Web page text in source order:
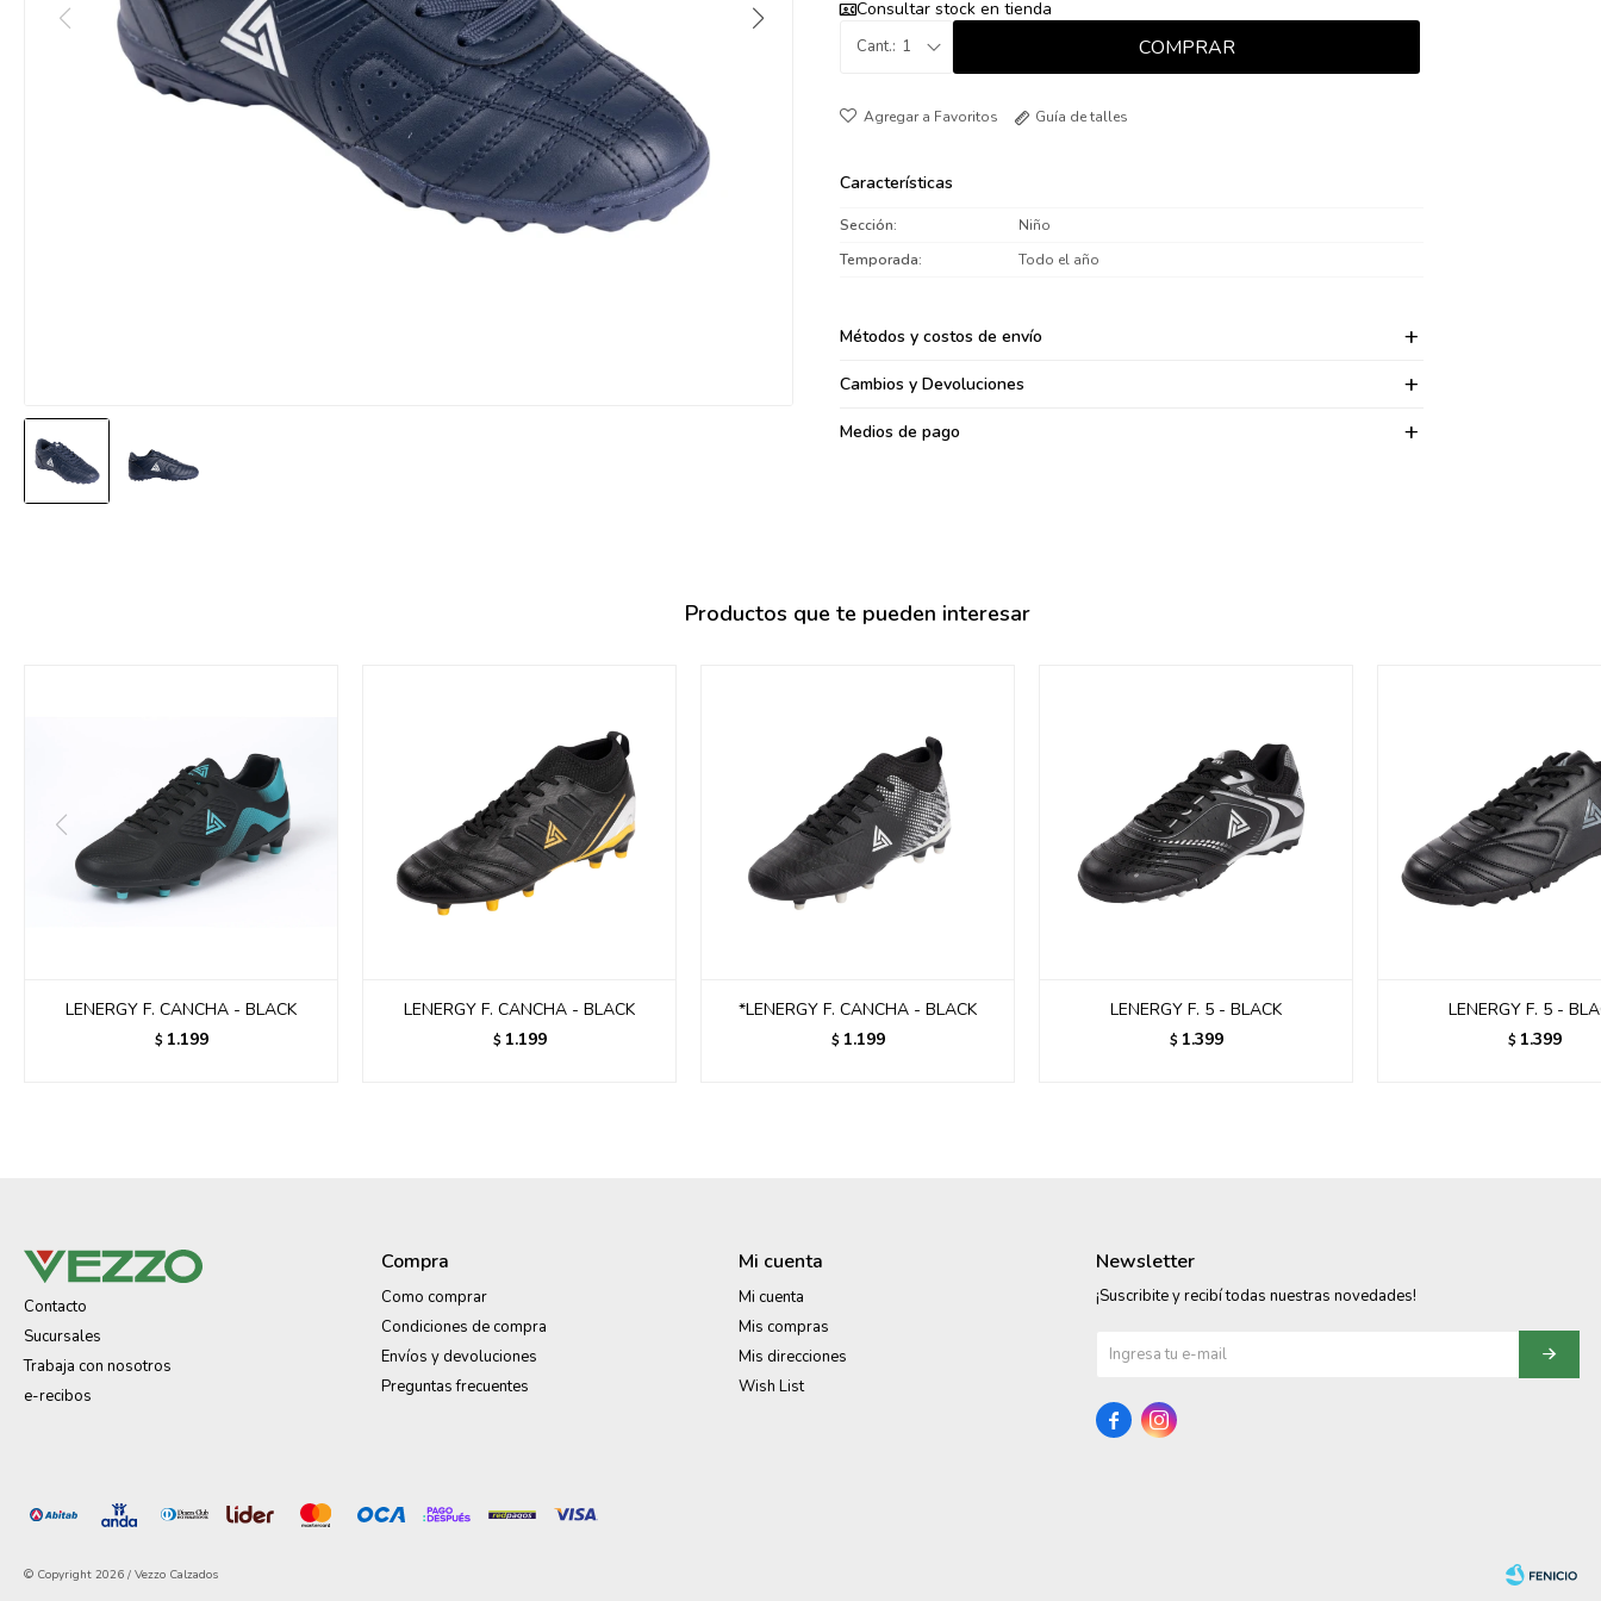
Consultar stock en tienda
1 COMPRAR
Guía de talles
Características
Sección
Niño
Temporada
Todo el año
Métodos y costos de envío
Cambios y Devoluciones
Medios de pago
Productos que te pueden interesar
LENERGY F. CANCHA - BLACK
$ 1.199
LENERGY F. CANCHA - BLACK
$ 1.199
*LENERGY F. CANCHA - BLACK
$ 1.199
LENERGY F. 5 - BLACK
$ 1.399
LENERGY F. 5 -
$ 1.399
095900371
095900382
094499894
095900369
095101509
095660015
095900354
Contacto
Sucursales
Trabaja con nosotros
e-recibos
Compra
Como comprar
Condiciones de compra
Envíos y devoluciones
Preguntas frecuentes
Mi cuenta
Mi cuenta
Mis compras
Mis direcciones
Wish List
Newsletter
¡Suscribite y recibí todas nuestras novedades!
 
© Copyright 2026 / Vezzo Calzados